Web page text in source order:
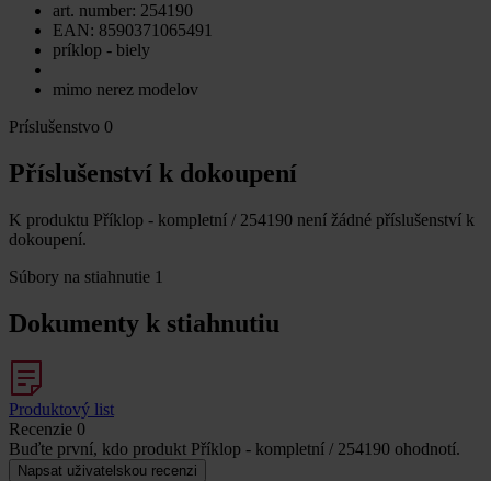
art. number: 254190
EAN: 8590371065491
príklop - biely
mimo nerez modelov
Príslušenstvo 0
Příslušenství k dokoupení
K produktu Příklop - kompletní / 254190 není žádné příslušenství k
dokoupení.
Súbory na stiahnutie 1
Dokumenty k stiahnutiu
Produktový list
Recenzie 0
Buďte první, kdo produkt Příklop - kompletní / 254190 ohodnotí.
Napsat uživatelskou recenzi